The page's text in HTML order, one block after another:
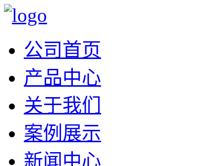
公司首页
产品中心
关于我们
案例展示
新闻中心